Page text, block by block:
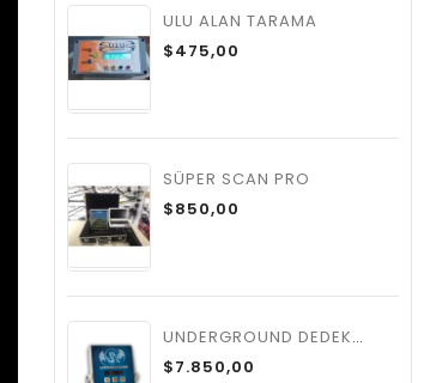
ULU ALAN TARAMA
$475,00
SÜPER SCAN PRO
$850,00
UNDERGROUND DEDEKTÖR
$7.850,00